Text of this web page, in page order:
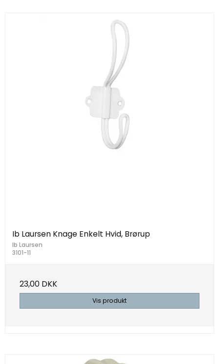
Ib Laursen Knage Enkelt Hvid, Brørup
Ib Laursen
3101-11
23,00 DKK
Vis produkt